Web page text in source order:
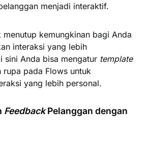
menjadi interaktif.
kemungkinan bagi Anda
interaksi yang lebih
sini Anda bisa mengatur template
rupa pada Flows untuk
yang lebih personal.
FeedbackPelanggan dengan